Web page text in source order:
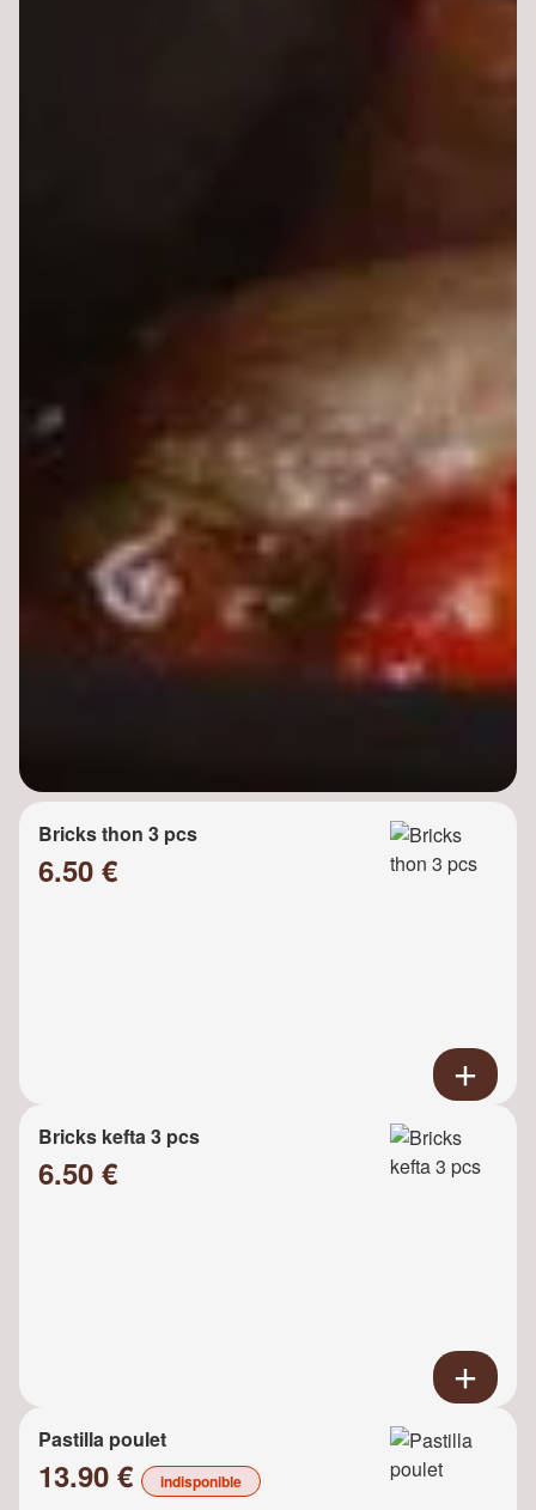
Bricks thon 3 pcs
6.50 €
Bricks kefta 3 pcs
6.50 €
Pastilla poulet
13.90 € indisponible